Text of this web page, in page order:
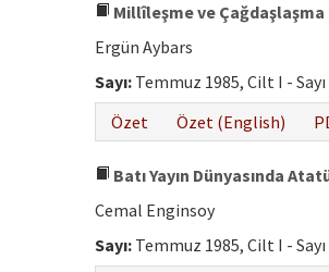
Millîleşme ve
Ergün Aybars
Sayı: Temmuz 1985, Cilt I - Sayı
Özet
Özet (English)
Batı Yayın Dünyasında
Cemal Enginsoy
Sayı: Temmuz 1985, Cilt I - Sayı